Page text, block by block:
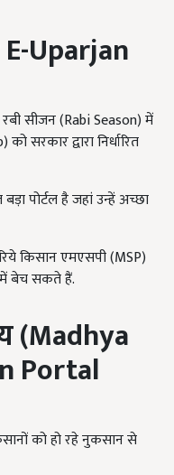
E-Uparjan
सीजन (Rabi Season) में
द्वारा निर्धारित
पोर्टल है जहां उन्हें अच्छा
किसान एमएसपी (MSP)
बेच सकते हैं.
(Madhya
Portal
को हो रहे नुकसान से